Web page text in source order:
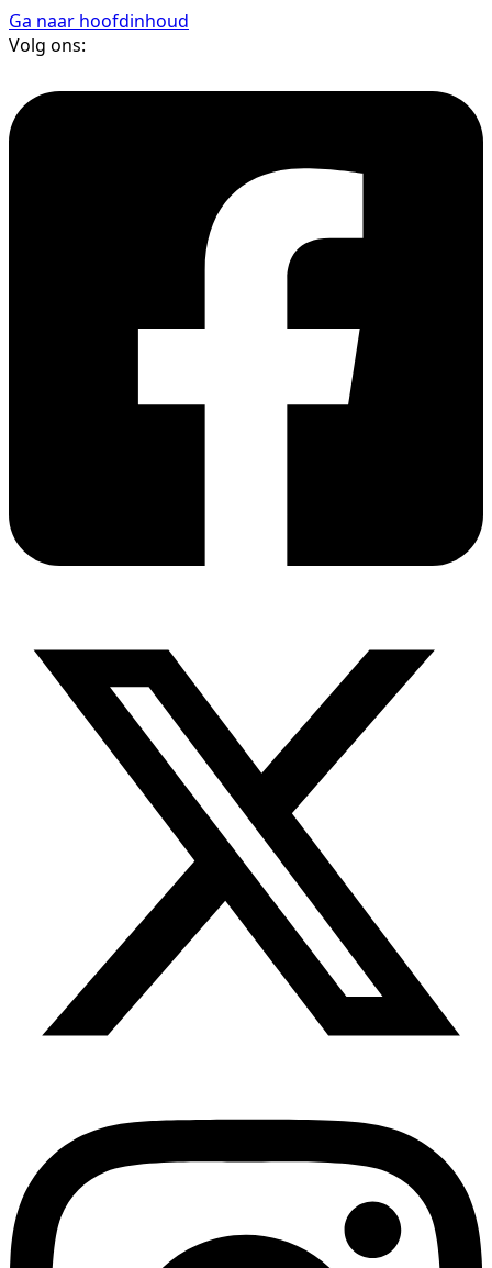
Ga naar hoofdinhoud
Volg ons: